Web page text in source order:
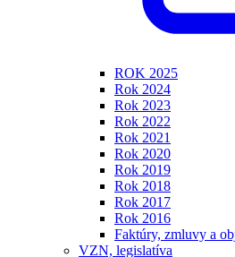
ROK 2025
Rok 2024
Rok 2023
Rok 2022
Rok 2021
Rok 2020
Rok 2019
Rok 2018
Rok 2017
Rok 2016
Faktúry, zmluvy a
VZN, legislatíva